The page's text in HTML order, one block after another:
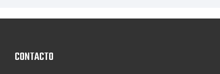
CONTACTO